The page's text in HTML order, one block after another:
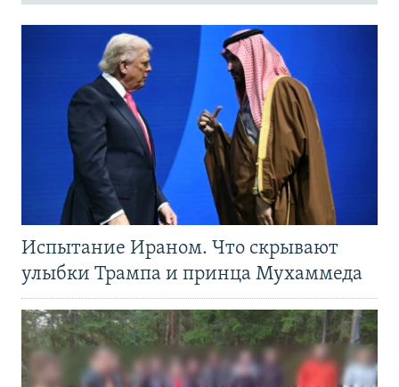
Испытание Ираном. Что скрывают
улыбки Трампа и принца Мухаммеда